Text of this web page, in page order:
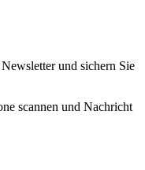
und sichern Sie
scannen und Nachricht